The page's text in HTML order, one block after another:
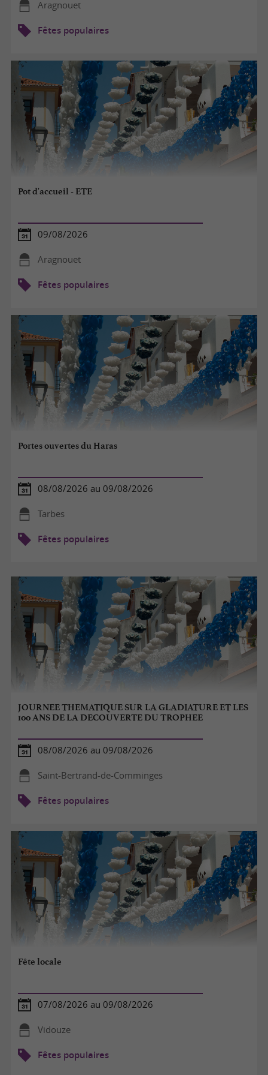
Aragnouet
Fêtes populaires
Pot d'accueil - ETE
09/08/2026
Aragnouet
Fêtes populaires
Portes ouvertes du Haras
08/08/2026 au 09/08/2026
Tarbes
Fêtes populaires
JOURNEE THEMATIQUE SUR LA GLADIATURE ET LES
100 ANS DE LA DECOUVERTE DU TROPHEE
08/08/2026 au 09/08/2026
Saint-Bertrand-de-Comminges
Fêtes populaires
Fête locale
07/08/2026 au 09/08/2026
Vidouze
Fêtes populaires